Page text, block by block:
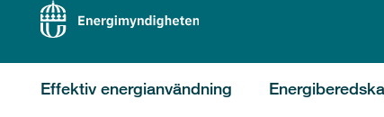
Effektiv energianvändning